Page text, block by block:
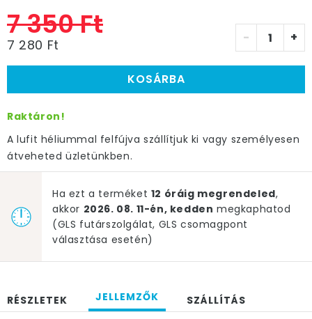
7 350 Ft
7 280 Ft - +
KOSÁRBA
Raktáron!
A lufit héliummal felfújva szállítjuk ki vagy személyesen
átveheted üzletünkben.
Ha ezt a terméket 12 óráig megrendeled,
akkor 2026. 08. 11-én, kedden megkaphatod
(GLS futárszolgálat, GLS csomagpont
választása esetén)
RÉSZLETEK JELLEMZŐK SZÁLLÍTÁS